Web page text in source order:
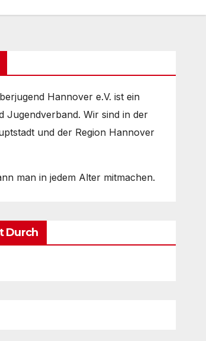
Hannover e.V. ist ein
Jugendverband. Wir sind in der
und der Region Hannover
man in jedem Alter mitmachen.
Durch